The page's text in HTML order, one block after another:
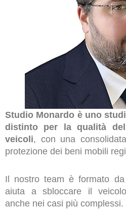
Studio Monardo è uno
distinto per la qualità
veicoli, con una
protezione dei beni mobili
Il nostro team è formato
aiuta a sbloccare il
anche nei casi più complessi.